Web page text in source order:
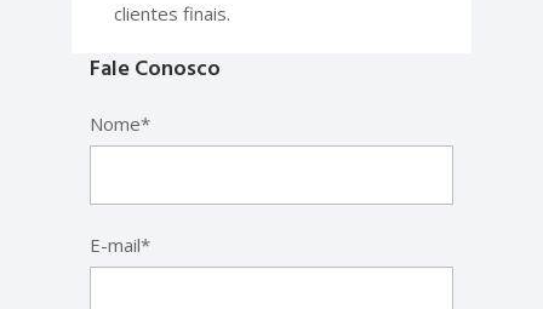
clientes finais.
Fale Conosco
Nome*
E-mail*